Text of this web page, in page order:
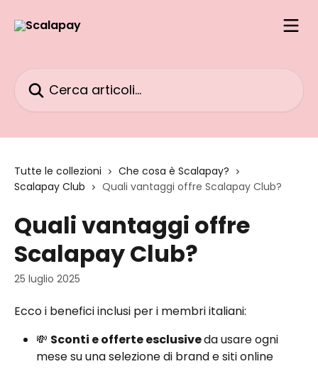
Tutte le collezioni
Che cosa è Scalapay?
Scalapay Club
Quali vantaggi offre Scalapay Club?
Quali vantaggi offre
Scalapay Club?
25 luglio 2025
Ecco i benefici inclusi per i membri italiani:
💸 Sconti e offerte esclusive da usare ogni
mese su una selezione di brand e siti online